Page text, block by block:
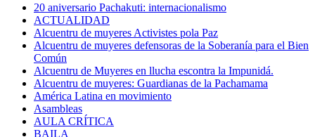
20 aniversario Pachakuti: internacionalismo
ACTUALIDAD
Alcuentru de muyeres Activistes pola Paz
Alcuentru de muyeres defensoras de la Soberanía para el Bien
Común
Alcuentru de Muyeres en llucha escontra la Impunidá.
Alcuentru de muyeres: Guardianas de la Pachamama
América Latina en movimiento
Asambleas
AULA CRÍTICA
BAILA